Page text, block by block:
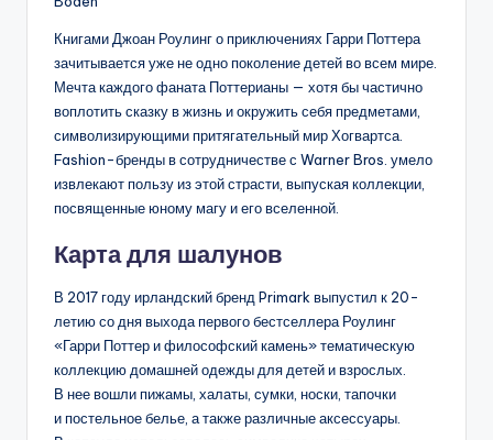
Книгами Джоан Роулинг о приключениях Гарри Поттера
зачитывается уже не одно поколение детей во всем мире.
Мечта каждого фаната Поттерианы — хотя бы частично
воплотить сказку в жизнь и окружить себя предметами,
символизирующими притягательный мир Хогвартса.
Fashion-бренды в сотрудничестве с Warner Bros. умело
извлекают пользу из этой страсти, выпуская коллекции,
посвященные юному магу и его вселенной.
Карта для шалунов
В 2017 году ирландский бренд Primark выпустил к 20-
летию со дня выхода первого бестселлера Роулинг
«Гарри Поттер и философский камень» тематическую
коллекцию домашней одежды для детей и взрослых.
В нее вошли пижамы, халаты, сумки, носки, тапочки
и постельное белье, а также различные аксессуары.